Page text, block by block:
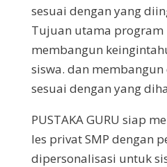
sesuai dengan yang
Tujuan utama program
membangun
siswa. dan membangun
sesuai dengan yang
PUSTAKA GURU siap
les privat SMP dengan
dipersonalisasi untuk